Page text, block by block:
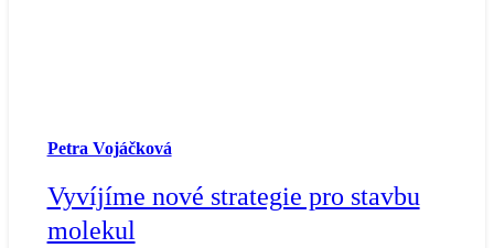
Petra Vojáčková
Vyvíjíme nové strategie pro stavbu
molekul